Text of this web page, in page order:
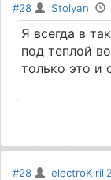
#28 Stolyan
Я всегда в
под теплой
только это и
#28